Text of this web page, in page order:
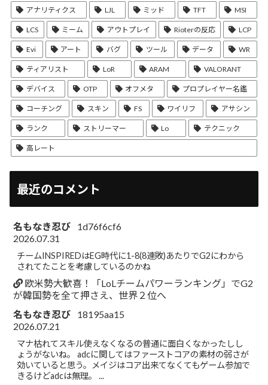
アナリティクス LJL ミッド TFT MSI
LCS ミーム アウトプレイ Rioterの反応 LCP
Evi アート バグ ツール データ WR
ティアリスト LoR ARAM VALORANT
デバイス OTP オフメタ プロプレイヤー名鑑
コーチング スキン FS ワイリフ アサシン
ランク ストリーマー Lo テクニック
高レート
最近のコメント
名もなき忍び
1d76f6cf6
2026.07.31
チームINSPIREDはEG時代に1-8(8連敗)あたりでG2にわから
されてたことを考慮しているのかね
欧米勢大歓喜！「LoLチームパワーランキング」でG2
が韓国勢を全て押さえ、世界２位へ
名もなき忍び
18195aa15
2026.07.21
マナ枯れてスキル使えなくなるの普通に面白くなかったしし
ょうがないね。 adcに関してはファーストコアの素材の弱さが
効いていると思う。メイジはコア出来てなくてもゲーム参加で
きるけどadcは無理。 ...